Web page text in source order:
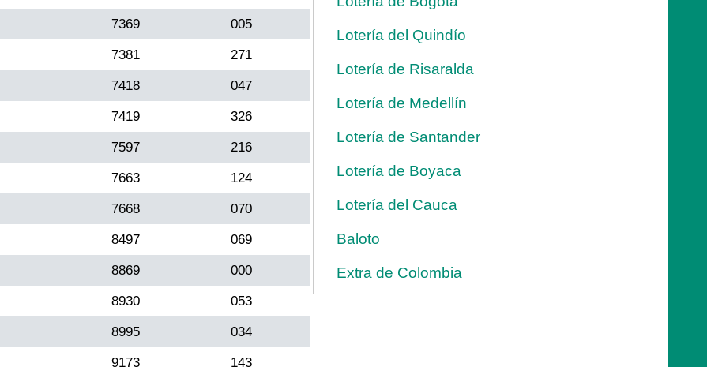
7369 005
7381 271
7418 047
7419 326
7597 216
7663 124
7668 070
8497 069
8869 000
8930 053
8995 034
9173 143
Lotería del Quindío
Lotería de Risaralda
Lotería de Medellín
Lotería de Santander
Lotería de Boyaca
Lotería del Cauca
Baloto
Extra de Colombia